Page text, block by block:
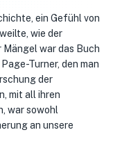
ein Gefühl von
wie der
war das Buch
Turner, den man
der
mit all ihren
war sowohl
an unsere